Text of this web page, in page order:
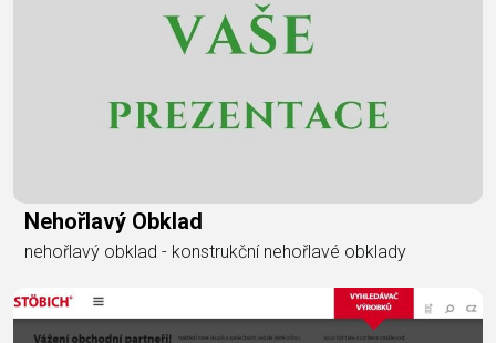
Nehořlavý Obklad
nehořlavý obklad - konstrukční nehořlavé obklady